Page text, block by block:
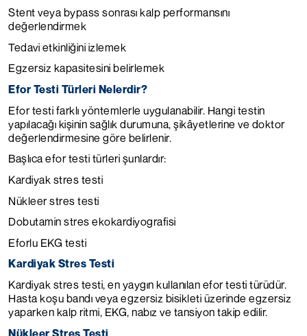
Stent veya bypass sonrası kalp performansını
değerlendirmek
Tedavi etkinliğini izlemek
Egzersiz kapasitesini belirlemek
Efor Testi Türleri Nelerdir?
Efor testi farklı yöntemlerle uygulanabilir. Hangi testin
yapılacağı kişinin sağlık durumuna, şikâyetlerine ve doktor
değerlendirmesine göre belirlenir.
Başlıca efor testi türleri şunlardır:
Kardiyak stres testi
Nükleer stres testi
Dobutamin stres ekokardiyografisi
Eforlu EKG testi
Kardiyak Stres Testi
Kardiyak stres testi, en yaygın kullanılan efor testi türüdür.
Hasta koşu bandı veya egzersiz bisikleti üzerinde egzersiz
yaparken kalp ritmi, EKG, nabız ve tansiyon takip edilir.
Nükleer Stres Testi